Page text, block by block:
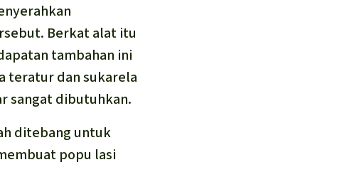
Berkat alat itu
tambahan ini
teratur dan sukarela
sangat dibutuhkan.
ditebang untuk
popu lasi